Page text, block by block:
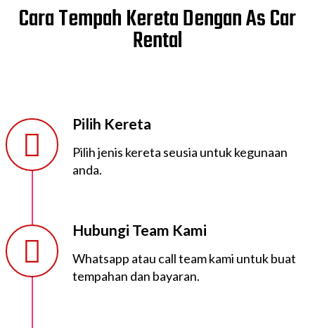
Cara Tempah Kereta Dengan As Car
Rental
Pilih Kereta
Pilih jenis kereta seusia untuk kegunaan
anda.
Hubungi Team Kami
Whatsapp atau call team kami untuk buat
tempahan dan bayaran.